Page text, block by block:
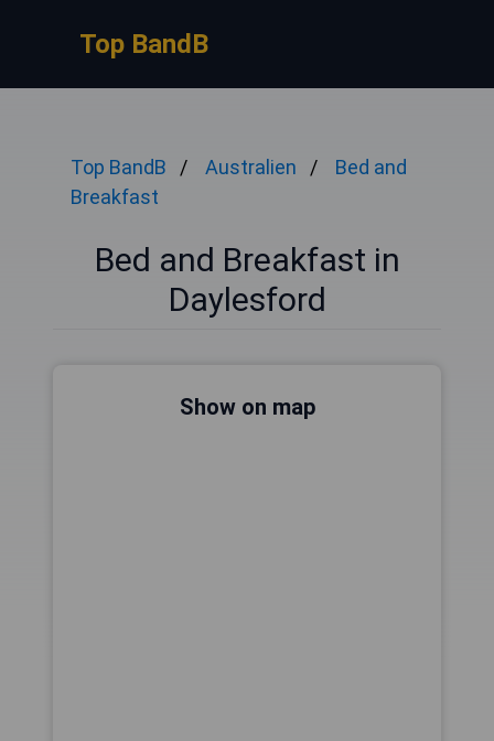
Top BandB
Top BandB Australien
Bed and
Breakfast
Bed and Breakfast in
Daylesford
Show on map